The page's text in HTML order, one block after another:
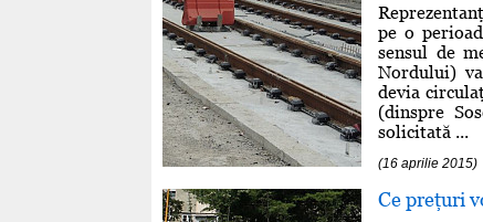
pe o
sensul de
Nordului)
devia
(dinspre
solicitată ...
(16 aprilie 2015)
Ce preţuri